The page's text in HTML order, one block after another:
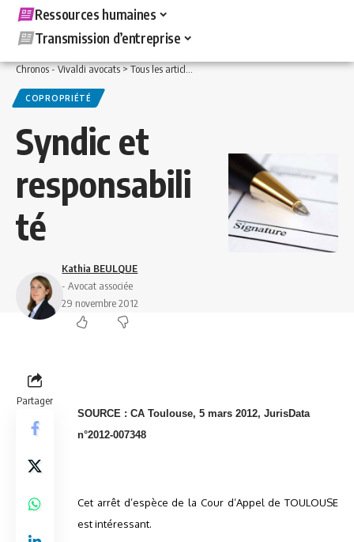
Ressources humaines
Transmission d’entreprise
Chronos - Vivaldi avocats>Tous les articles >Immobilier>Copropriété>Syndic
COPROPRIÉTÉ
Syndic et
responsabili
té
Kathia BEULQUE
- Avocat associée
29 novembre 2012
Partager
SOURCE : CA Toulouse, 5 mars 2012, JurisData
n°2012-007348
Cet arrêt d’espèce de la Cour d’Appel de TOULOUSE
est intéressant.